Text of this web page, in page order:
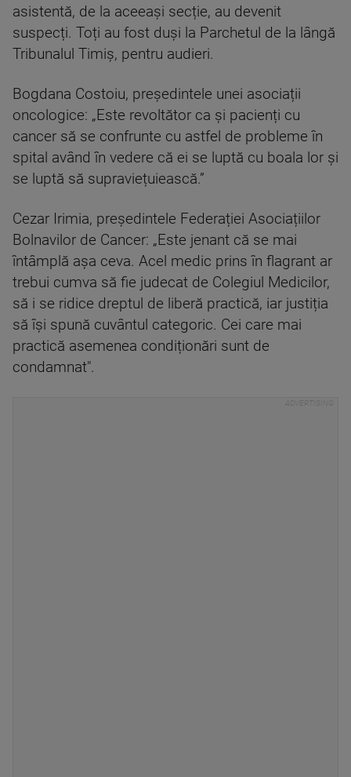
asistentă, de la aceeași secție, au devenit
suspecți. Toți au fost duși la Parchetul de la lângă
Tribunalul Timiș, pentru audieri.
Bogdana Costoiu, președintele unei asociații
oncologice: „Este revoltător ca și pacienți cu
cancer să se confrunte cu astfel de probleme în
spital având în vedere că ei se luptă cu boala lor și
se luptă să supraviețuiească.”
Cezar Irimia, președintele Federației Asociațiilor
Bolnavilor de Cancer: „Este jenant că se mai
întâmplă așa ceva. Acel medic prins în flagrant ar
trebui cumva să fie judecat de Colegiul Medicilor,
să i se ridice dreptul de liberă practică, iar justiția
să își spună cuvântul categoric. Cei care mai
practică asemenea condiționări sunt de
condamnat".